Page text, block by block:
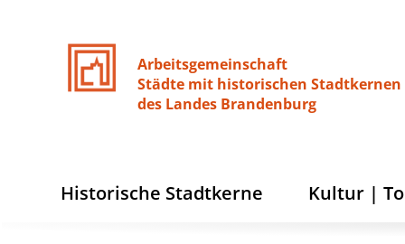
Arbeitsgemeinschaft
Städte mit historischen Stadtkernen
des Landes Brandenburg
Historische Stadtkerne Kultur |